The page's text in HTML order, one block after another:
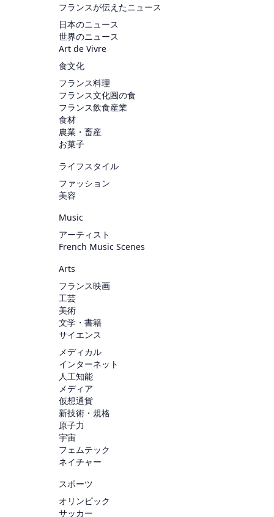
フランスが伝えたニュース
日本のニュース
世界のニュース
Art de Vivre
食文化
フランス料理
フランス文化圏の食
フランス飲食産業
食材
農業・畜産
お菓子
ライフスタイル
ファッション
美容
Music
アーティスト
French Music Scenes
Arts
フランス映画
工芸
美術
文学・書籍
サイエンス
メディカル
インターネット
人工知能
メディア
仮想通貨
新技術・規格
原子力
宇宙
フェムテック
ネイチャー
スポーツ
オリンピック
サッカー